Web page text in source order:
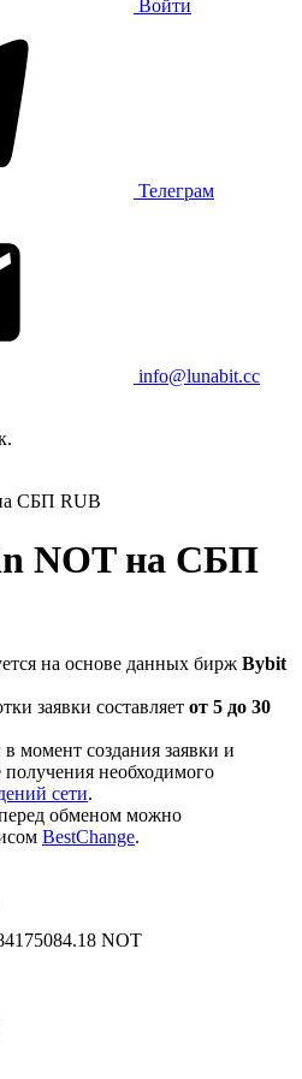
Войти
Телеграм
info@lunabit.cc
СБП RUB
NOT на СБП
на основе данных бирж Bybit
заявки составляет от 5 до 30
в момент создания заявки и
получения необходимого
сети.
обменом можно
BestChange.
NOT